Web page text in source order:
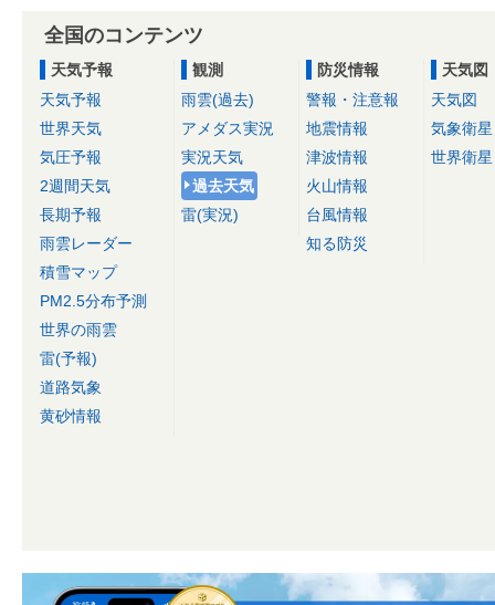
全国のコンテンツ
天気予報
天気予報
世界天気
気圧予報
2週間天気
長期予報
雨雲レーダー
積雪マップ
PM2.5分布予測
世界の雨雲
雷(予報)
道路気象
黄砂情報
観測
雨雲(過去)
アメダス実況
実況天気
過去天気
雷(実況)
防災情報
警報・注意報
地震情報
津波情報
火山情報
台風情報
知る防災
天気図
天気図
気象衛星
世界衛星